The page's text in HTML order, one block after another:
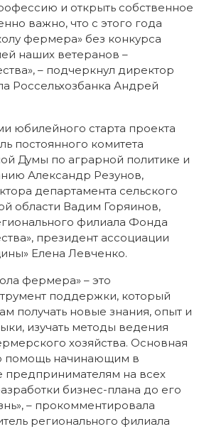
и открыть собственное
важно, что с этого года
фермера» без конкурса
наших ветеранов –
– подчеркнул директор
Россельхозбанка Андрей
юбилейного старта проекта
постоянного комитета
Думы по аграрной политике и
Александр Резунов,
департамента сельского
области Вадим Горяинов,
филиала Фонда
президент ассоциации
Елена Левченко.
фермера» – это
поддержки, который
получать новые знания, опыт и
изучать методы ведения
хозяйства. Основная
помощь начинающим в
предпринимателям на всех
бизнес-плана до его
– прокомментировала
регионального филиала